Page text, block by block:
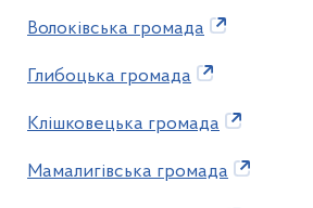
Волоківська громада
Глибоцька громада
Клішковецька громада
Мамалигівська громада